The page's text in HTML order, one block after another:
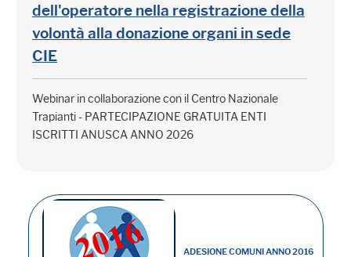
dell'operatore nella registrazione della
volontà alla donazione organi in sede
CIE
Webinar in collaborazione con il Centro Nazionale
Trapianti - PARTECIPAZIONE GRATUITA ENTI
ISCRITTI ANUSCA ANNO 2026
ADESIONE COMUNI ANNO 2016